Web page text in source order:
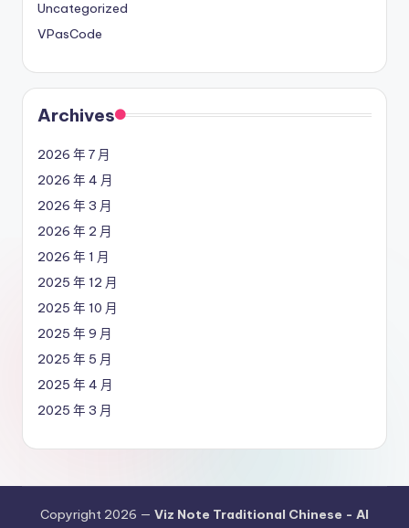
Uncategorized
VPasCode
Archives
2026 年 7 月
2026 年 4 月
2026 年 3 月
2026 年 2 月
2026 年 1 月
2025 年 12 月
2025 年 10 月
2025 年 9 月
2025 年 5 月
2025 年 4 月
2025 年 3 月
Copyright 2026 — Viz Note Traditional Chinese - AI